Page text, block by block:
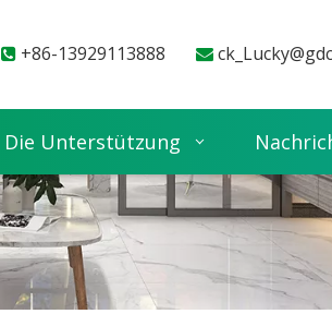
 +86-13929113888 
Die Unterstützung